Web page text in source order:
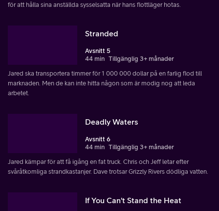
för att hålla sina anställda sysselsatta när hans flottläger hotas.
Stranded
Avsnitt 5
44 min Tillgänglig 3+ månader
Jared ska transportera timmer för 1 000 000 dollar på en farlig flod till
marknaden. Men de kan inte hitta någon som är modig nog att leda
arbetet.
Deadly Waters
Avsnitt 6
44 min Tillgänglig 3+ månader
Jared kämpar för att få igång en fat truck. Chris och Jeff letar efter
svåråtkomliga strandkastanjer. Dave trotsar Grizzly Rivers dödliga vatten.
If You Can't Stand the Heat